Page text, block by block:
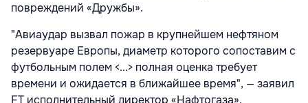
повреждений «Дружбы».
"Авиаудар вызвал пожар в крупнейшем нефтяном
резервуаре Европы, диаметр которого сопоставим с
футбольным полем <...> полная оценка требует
времени и ожидается в ближайшее время", — заявил
FT исполнительный директор «Нафтогаза».